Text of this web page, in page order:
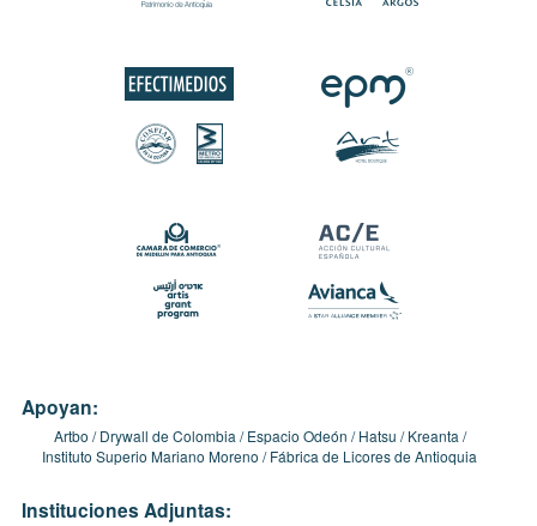
Apoyan:
Artbo Drywall de Colombia Espacio Odeón Hatsu
Kreanta
Instituto Superio Mariano Moreno
Fábrica de Licores de Antioquia
Instituciones Adjuntas: